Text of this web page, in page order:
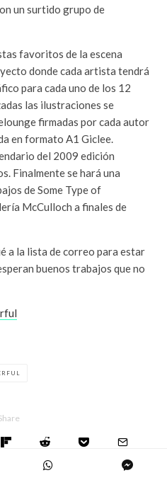
un surtido grupo de
favoritos de la escena
donde cada artista tendrá
para cada uno de los 12
las ilustraciones se
firmadas por cada autor
en formato A1 Giclee.
del 2009 edición
Finalmente se hará una
de Some Type of
McCulloch a finales de
a la lista de correo para estar
buenos trabajos que no